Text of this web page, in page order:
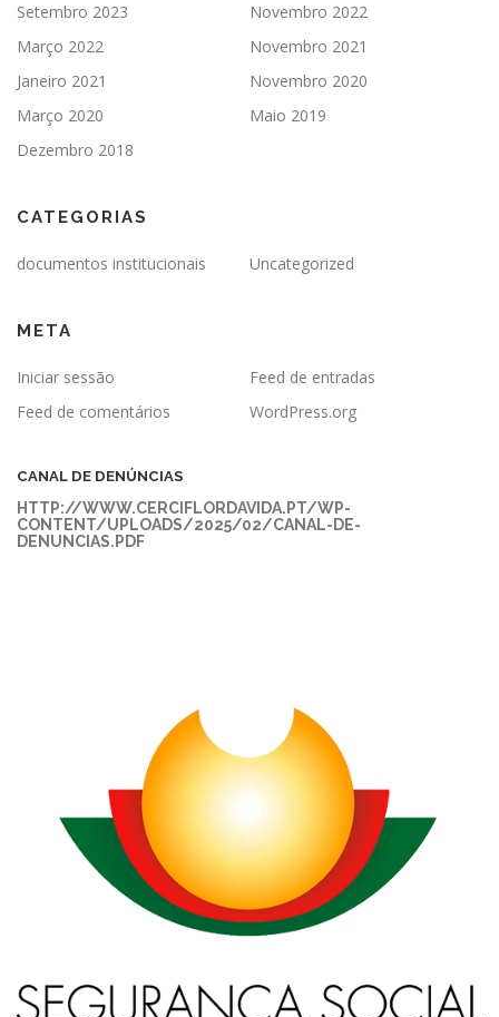
Setembro 2023
Novembro 2022
Março 2022
Novembro 2021
Janeiro 2021
Novembro 2020
Março 2020
Maio 2019
Dezembro 2018
CATEGORIAS
documentos institucionais Uncategorized
META
Iniciar sessão
Feed de entradas
Feed de comentários
WordPress.org
CANAL DE DENÚNCIAS
HTTP://WWW.CERCIFLORDAVIDA.PT/WP-
CONTENT/UPLOADS/2025/02/CANAL-DE-
DENUNCIAS.PDF